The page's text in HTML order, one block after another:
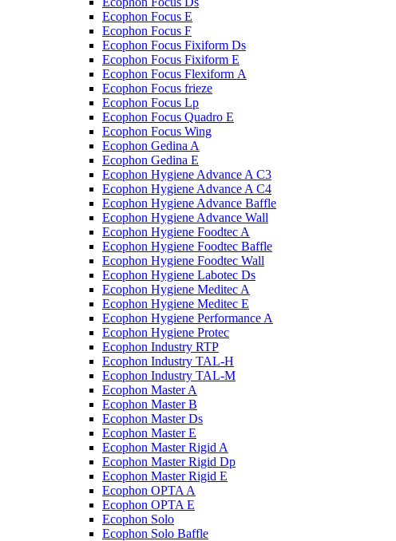
Ecophon Focus E
Ecophon Focus F
Ecophon Focus Fixiform Ds
Ecophon Focus Fixiform E
Ecophon Focus Flexiform А
Ecophon Focus frieze
Ecophon Focus Lp
Ecophon Focus Quаdro E
Ecophon Focus Wing
Ecophon Gedina A
Ecophon Gedina E
Ecophon Hygiene Advance A C3
Ecophon Hygiene Advance A C4
Ecophon Hygiene Advance Baffle
Ecophon Hygiene Advance Wall
Ecophon Hygiene Foodtec A
Ecophon Hygiene Foodtec Baffle
Ecophon Hygiene Foodtec Wall
Ecophon Hygiene Labotec Ds
Ecophon Hygiene Meditec A
Ecophon Hygiene Meditec E
Ecophon Hygiene Performance A
Ecophon Hygiene Proteс
Ecophon Industry RTP
Ecophon Industry TAL-H
Ecophon Industry TAL-M
Ecophon Master A
Ecophon Master B
Ecophon Master Ds
Ecophon Master E
Ecophon Master Rigid A
Ecophon Master Rigid Dp
Ecophon Master Rigid E
Ecophon OPTA A
Ecophon OPTA E
Ecophon Solo
Ecophon Solo Baffle